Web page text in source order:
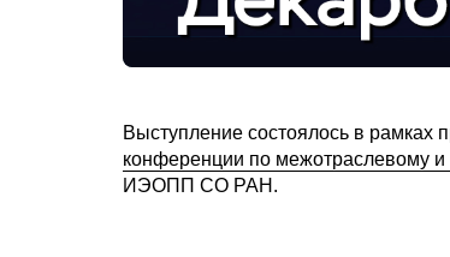
Выступление состоялось в рамках
конференции по межотраслевому и
ИЭОПП СО РАН.